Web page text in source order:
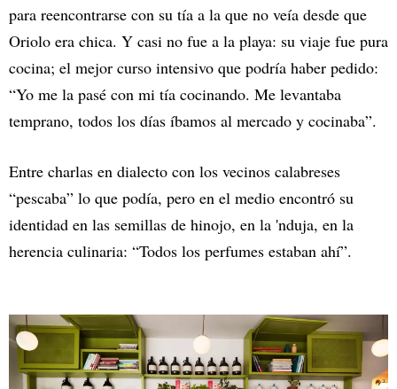
para reencontrarse con su tía a la que no veía desde que
Oriolo era chica. Y casi no fue a la playa: su viaje fue pura
cocina; el mejor curso intensivo que podría haber pedido:
“Yo me la pasé con mi tía cocinando. Me levantaba
temprano, todos los días íbamos al mercado y cocinaba”.
Entre charlas en dialecto con los vecinos calabreses
“pescaba” lo que podía, pero en el medio encontró su
identidad en las semillas de hinojo, en la 'nduja, en la
herencia culinaria: “Todos los perfumes estaban ahí”.